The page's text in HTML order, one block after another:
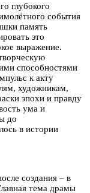
глубокого
события
память
это
выражение.
способностями
к акту
художникам,
эпохи и правду
ума и
до
в истории
создания – в
тема драмы